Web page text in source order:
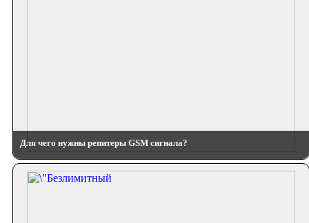
Для чего нужны репитеры GSM сигнала?